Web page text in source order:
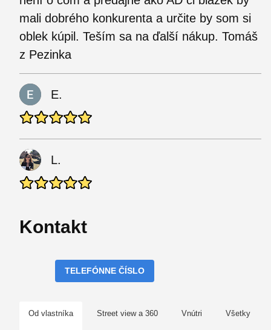
mali dobrého konkurenta a určite by som si
oblek kúpil. Teším sa na ďalší nákup. Tomáš
z Pezinka
E.
L.
Kontakt
TELEFÓNNE ČÍSLO
Od vlastníka Street view a 360 Vnútri Všetky